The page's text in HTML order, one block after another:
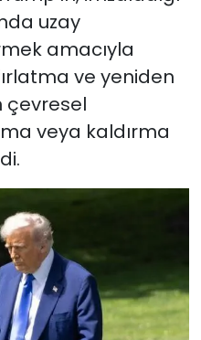
uzay
amacıyla
ve yeniden
çevresel
veya kaldırma